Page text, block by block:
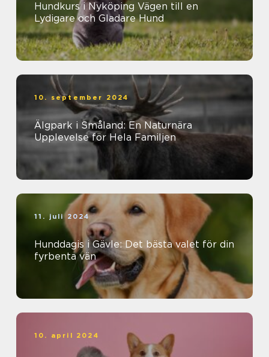
Hundkurs i Nyköping Vägen till en
Lydigare och Gladare Hund
10. september 2024
Älgpark i Småland: En Naturnära
Upplevelse för Hela Familjen
11. juli 2024
Hunddagis i Gävle: Det bästa valet för din
fyrbenta vän
10. april 2024